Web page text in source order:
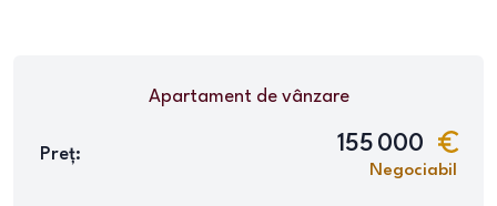
Apartamentde vânzare
Preț: 155 000
Negociabil